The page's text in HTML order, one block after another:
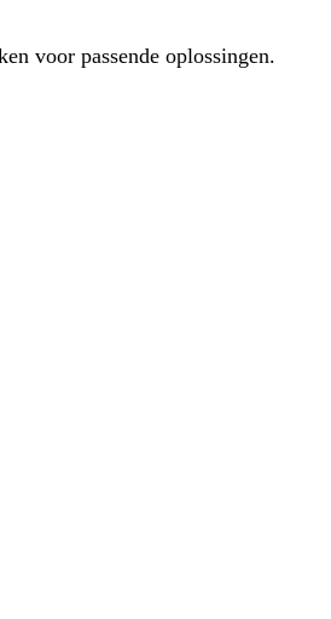
voor passende oplossingen.